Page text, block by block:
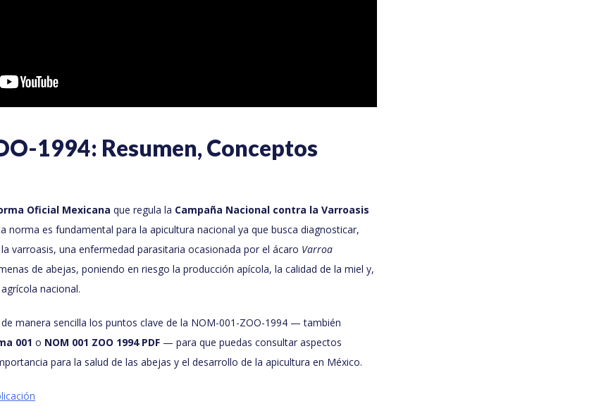
1994: Resumen, Conceptos
Oficial Mexicana que regula la Campaña Nacional contra la Varroasis
norma es fundamental para la apicultura nacional ya que busca diagnosticar,
varroasis, una enfermedad parasitaria ocasionada por el ácaro Varroa
de abejas, poniendo en riesgo la producción apícola, la calidad de la miel y,
nacional.
manera sencilla los puntos clave de la NOM-001-ZOO-1994 — también
001 o NOM 001 ZOO 1994 PDF — para que puedas consultar aspectos
para la salud de las abejas y el desarrollo de la apicultura en México.